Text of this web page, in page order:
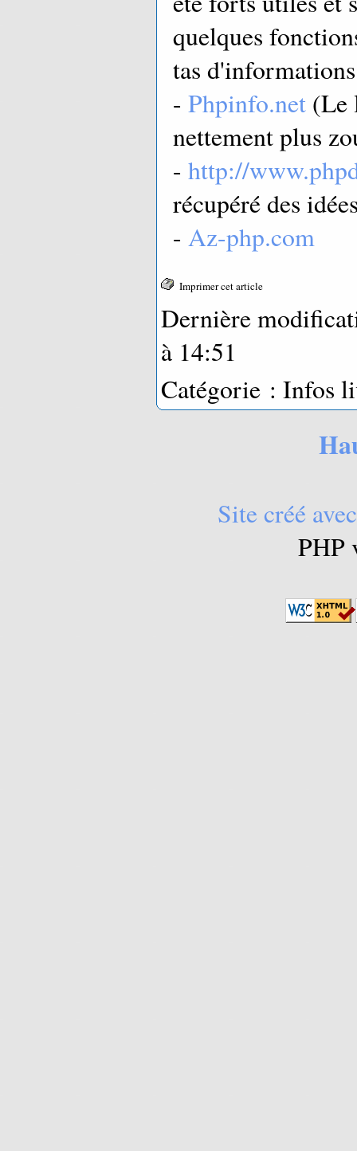
quelques
tas
- Phpinfo.net (Le
nettement plus
- http://
récupéré des
- Az-php.com
Imprimer cet article
Dernière
à 14:51
Catégorie : Infos
Site créé
PHP